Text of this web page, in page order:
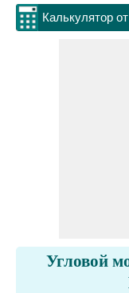
Калькулятор
Угловой